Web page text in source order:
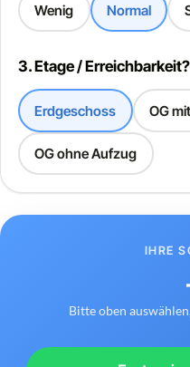
Wenig Normal
3. Etage / Erreichbarkeit?
Erdgeschoss OG
OG ohne Aufzug
IHRE
Bitte oben